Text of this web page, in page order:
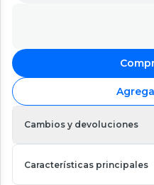
Cambios y devoluciones
Características principales